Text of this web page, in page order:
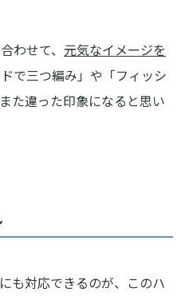
わせて、 元気なイメージを
で三つ編み」や「フィッシ
た違った印象になると思い
も対応できるのが、このハ